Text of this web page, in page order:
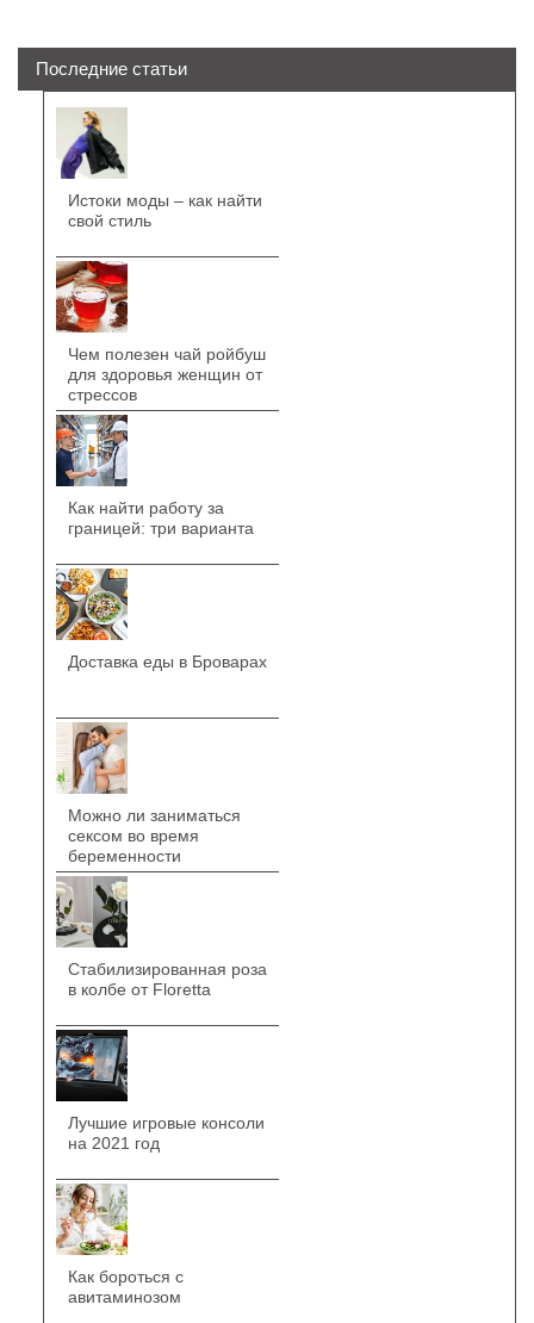
Последние статьи
Истоки моды – как найти
свой стиль
Чем полезен чай ройбуш
для здоровья женщин от
стрессов
Как найти работу за
границей: три варианта
Доставка еды в Броварах
Можно ли заниматься
сексом во время
беременности
Стабилизированная роза
в колбе от Floretta
Лучшие игровые консоли
на 2021 год
Как бороться с
авитаминозом